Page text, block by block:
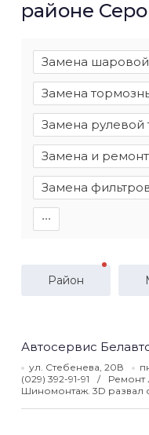
районе
Замена
Замена
Замена рулевой
Замена и
Замена
∙∙∙
Район
Автосервис
ул. Стебенева, 20В
(029) 392-91-91
Ремонт
Шиномонтаж. 3D развал